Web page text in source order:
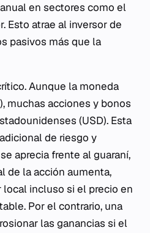
en sectores como el
Esto atrae al inversor de
pasivos más que la
Aunque la moneda
muchas acciones y bonos
(USD). Esta
de riesgo y
aprecia frente al guaraní,
de la acción aumenta,
incluso si el precio en
Por el contrario, una
las ganancias si el